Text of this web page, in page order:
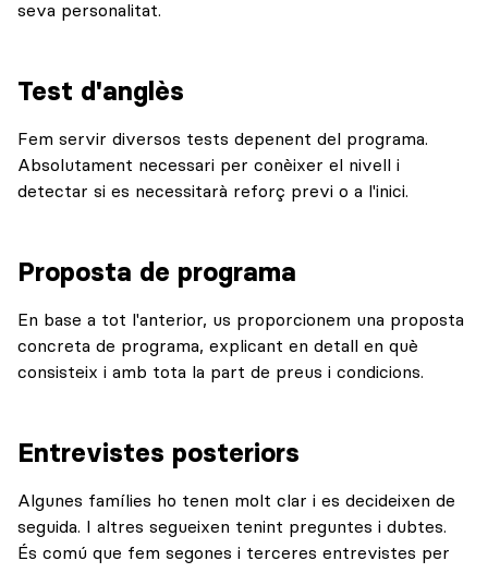
seva personalitat.
Test d'anglès
Fem servir diversos tests depenent del programa.
Absolutament necessari per conèixer el nivell i
detectar si es necessitarà reforç previ o a l'inici.
Proposta de programa
En base a tot l'anterior, us proporcionem una proposta
concreta de programa, explicant en detall en què
consisteix i amb tota la part de preus i condicions.
Entrevistes posteriors
Algunes famílies ho tenen molt clar i es decideixen de
seguida. I altres segueixen tenint preguntes i dubtes.
És comú que fem segones i terceres entrevistes per